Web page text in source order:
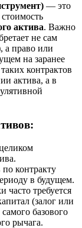
— это
актива. Важно
не сам
а право или
на заранее
контрактов
актива, а в
.
по контракту
в будущем.
часто требуется
(залог или
базового
рычага.